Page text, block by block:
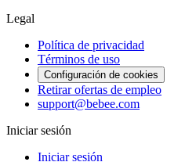
Legal
Política de privacidad
Términos de uso
Configuración de cookies
Retirar ofertas de empleo
support@bebee.com
Iniciar sesión
Iniciar sesión